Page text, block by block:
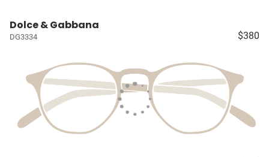
Dolce & Gabbana
DG3334 $380